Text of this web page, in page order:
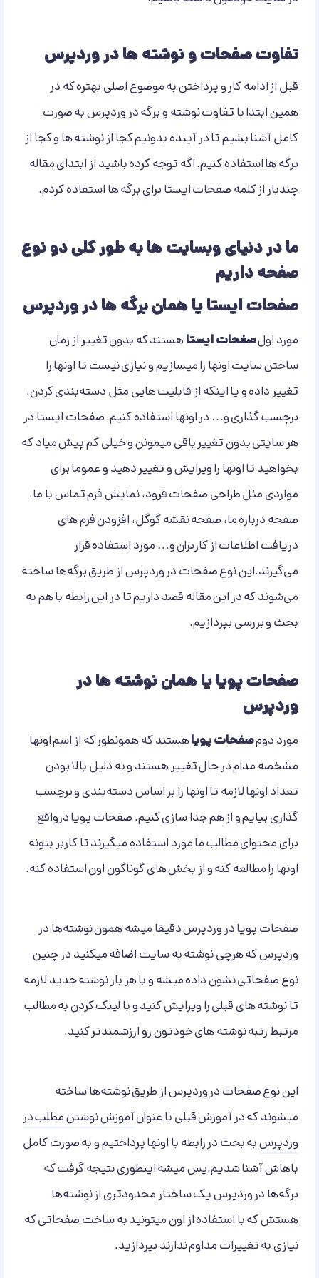
تفاوت صفحات و نوشته ها در وردپرس
قبل از ادامه کار و پرداختن به موضوع اصلی بهتره که در
همین ابتدا با تفاوت نوشته و برگه در وردپرس به صورت
کامل آشنا بشیم تا در آینده بدونیم کجا از نوشته ها و کجا از
برگه ها استفاده کنیم. اگه توجه کرده باشید از ابتدای مقاله
چندبار از کلمه صفحات ایستا برای برگه ها استفاده کردم.
ما در دنیای وبسایت ها به طور کلی دو نوع
صفحه داریم
صفحات ایستا یا همان برگه ها در وردپرس
مورد اولصفحات ایستاهستند که بدون تغییر از زمان
ساختن سایت اونها را میسازیم و نیازی نیست تا اونها را
تغییر داده و یا اینکه از قابلیت هایی مثل دسته‌بندی کردن،
برچسب گذاری و… در اونها استفاده کنیم. صفحات ایستا در
هر سایتی بدون تغییر باقی میمونن و خیلی کم پیش میاد که
بخواهید تا اونها را ویرایش و تغییر دهید و عموما برای
مواردی مثل طراحی صفحات فرود، نمایش فرم تماس با ما،
صفحه درباره ما، صفحه نقشه گوگل، افزودن فرم های
دریافت اطلاعات از کاربران و… مورد استفاده قرار
می‌گیرند.این نوع صفحات در وردپرس از طریق برگه‌ها ساخته
می‌شوند که در این مقاله قصد داریم تا در این رابطه با هم به
بحث و بررسی بپردازیم.
صفحات پویا یا همان نوشته ها در
وردپرس
مورد دومصفحات پویاهستند که همونطور که از اسم اونها
مشخصه مدام در حال تغییر هستند و به دلیل بالا بودن
تعداد اونها لازمه تا اونها را بر اساس دسته‌بندی و برچسب
گذاری بیایم و از هم جدا سازی کنیم. صفحات پویا درواقع
برای محتوای مطالب ما مورد استفاده میگیرند تا کاربر بتونه
اونها را مطالعه کنه و از بخش های گوناگون اون استفاده کنه.
صفحات پویا در وردپرس دقیقا میشه همون نوشته‌ها در
وردپرس که هرچی نوشته به سایت اضافه میکنید در چنین
نوع صفحاتی نشون داده میشه و با هر بار نوشته جدید لازمه
تا نوشته های قبلی را ویرایش کنید و با لینک کردن به مطالب
مرتبط رتبه نوشته های خودتون رو ارزشمندتر کنید.
این نوع صفحات در وردپرس از طریق نوشته‌ها ساخته
میشوند که در آموزش قبلی با عنوانآموزش نوشتن مطلب در
وردپرسبه بحث در رابطه با اونها پرداختیم و به صورت کامل
باهاش آشنا شدیم.پس میشه اینطوری نتیجه گرفت که
برگه‌ها در وردپرس یک ساختار محدودتری از نوشته‌ها
هستش که با استفاده از اون میتونید به ساخت صفحاتی که
نیازی به تغییرات مداوم ندارند بپردازید.